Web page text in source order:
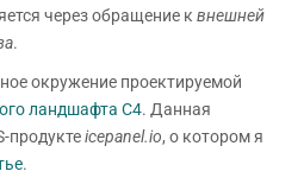
через обращение к внешней
.
окружение проектируемой
ландшафта С4. Данная
продуктеicepanel.io, о котором я
.